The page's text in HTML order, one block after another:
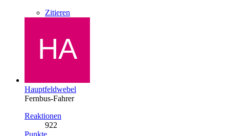
Zitieren
Hauptfeldwebel
Fernbus-Fahrer
Reaktionen
922
Punkte